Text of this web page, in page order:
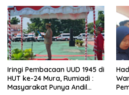
Iringi Pembacaan UUD 1945 di
HUT ke-24 Mura, Rumiadi :
Masyarakat Punya Andil